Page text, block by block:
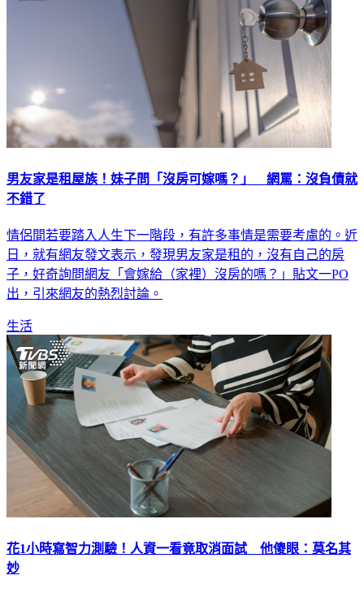
男友家是租屋族！妹子問「沒房可嫁嗎？」 網罵：沒負債就
不錯了
情侶間若要踏入人生下一階段，有許多事情是需要考慮的。近
日，就有網友發文表示，發現男友家是租的，沒有自己的房
子，好奇詢問網友「會嫁給（家裡）沒房的嗎？」貼文一PO
出，引來網友的熱烈討論。
生活
花1小時寫智力測驗！人資一看竟取消面試 他傻眼：莫名其
妙